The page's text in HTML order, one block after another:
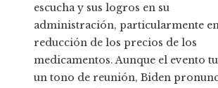
escucha y sus logros en su
administración, particularmente
reducción de los precios de los
medicamentos. Aunque el evento
un tono de reunión, Biden